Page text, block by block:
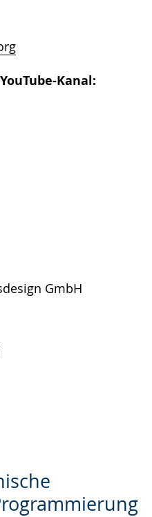
Kanal:
GmbH